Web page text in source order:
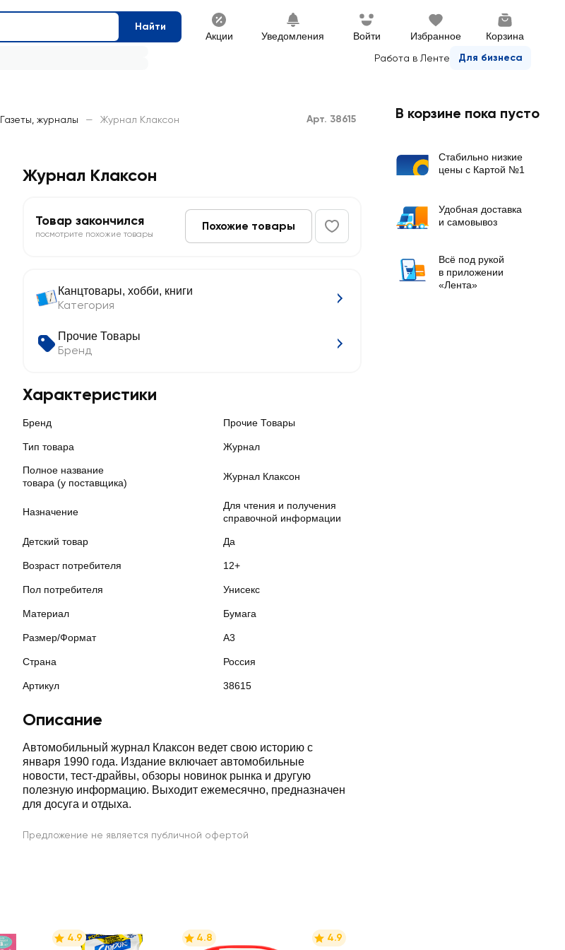
Найти
Акции Уведомления Войти Избранное Корзина
Работа в Ленте Для бизнеса
Газеты, журналы — Журнал Клаксон Арт. 38615
Журнал Клаксон
Товар закончился
посмотрите похожие товары
Похожие товары
Канцтовары, хобби, книги
Категория
Прочие Товары
Бренд
Характеристики
Бренд Прочие Товары
Тип товара Журнал
Полное название
товара (у поставщика)
Журнал Клаксон
Назначение
Для чтения и получения
справочной информации
Детский товар Да
Возраст потребителя 12+
Пол потребителя Унисекс
Материал Бумага
Размер/Формат А3
Страна Россия
Артикул 38615
Описание
Автомобильный журнал Клаксон ведет свою историю с
января 1990 года. Издание включает автомобильные
новости, тест-драйвы, обзоры новинок рынка и другую
полезную информацию. Выходит ежемесячно, предназначен
для досуга и отдыха.
Предложение не является публичной офертой
4.9 4.8 4.9
В корзине пока пусто
Стабильно низкие
цены с Картой №1
Удобная доставка
и самовывоз
Всё под рукой
в приложении
«Лента»